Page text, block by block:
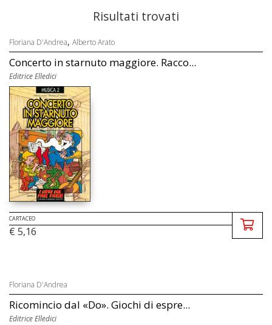
Risultati trovati
Floriana D'Andrea, Alberto Arato
Concerto in starnuto maggiore. Racco...
Editrice Elledici
CARTACEO
€ 5,16
Floriana D'Andrea
Ricomincio dal «Do». Giochi di espre...
Editrice Elledici